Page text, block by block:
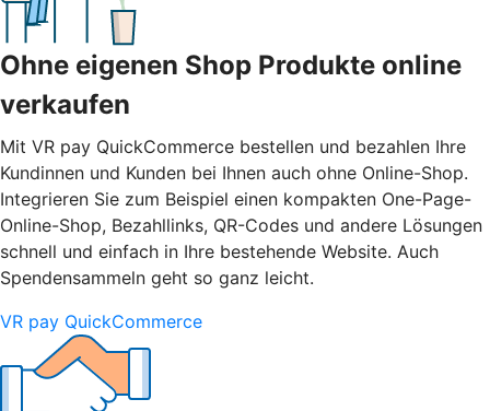
Ohne eigenen Shop Produkte online
verkaufen
Mit VR pay QuickCommerce bestellen und bezahlen Ihre
Kundinnen und Kunden bei Ihnen auch ohne Online-Shop.
Integrieren Sie zum Beispiel einen kompakten One-Page-
Online-Shop, Bezahllinks, QR-Codes und andere Lösungen
schnell und einfach in Ihre bestehende Website. Auch
Spendensammeln geht so ganz leicht.
VR pay QuickCommerce